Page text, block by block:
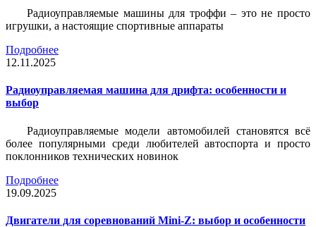
Радиоуправляемые машины для троффи – это не просто
игрушки, а настоящие спортивные аппараты
Подробнее
12.11.2025
Радиоуправляемая машина для дрифта: особенности и
выбор
Радиоуправляемые модели автомобилей становятся всё
более популярными среди любителей автоспорта и просто
поклонников технических новинок
Подробнее
19.09.2025
Двигатели для соревнований Mini-Z: выбор и особенности